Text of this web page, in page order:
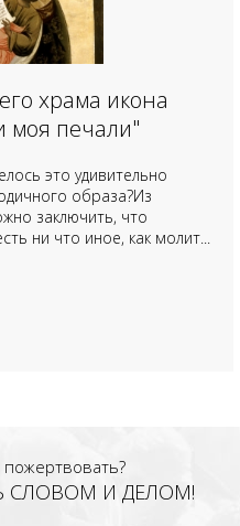
храма икона
моя печали"
это удивительно
образа?Из
заключить, что
ни что иное, как молит...
И ДЕЛОМ!